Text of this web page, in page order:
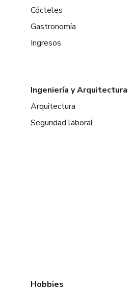
Cócteles
Gastronomía
Ingresos
Ingeniería y Arquitectura
Arquitectura
Seguridad laboral
Hobbies